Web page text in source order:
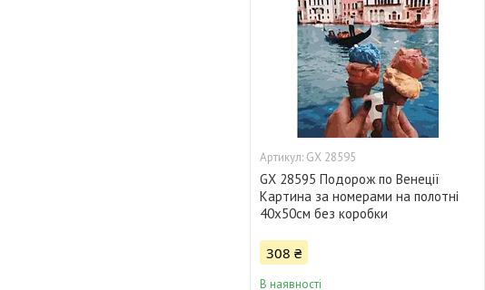
GX 28595
GX 28595 Подорож по Венеції
Картина за номерами на полотні
40х50см без коробки
308 ₴
В наявності